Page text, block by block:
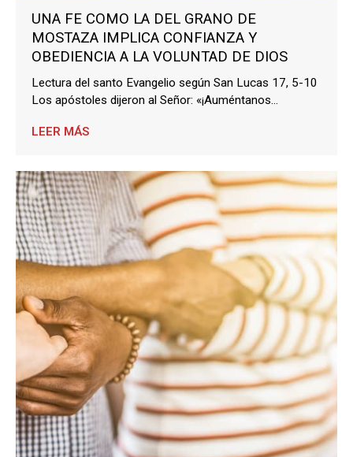
UNA FE COMO LA DEL GRANO DE
MOSTAZA IMPLICA CONFIANZA Y
OBEDIENCIA A LA VOLUNTAD DE DIOS
Lectura del santo Evangelio según San Lucas 17, 5-10
Los apóstoles dijeron al Señor: «¡Auméntanos...
LEER MÁS